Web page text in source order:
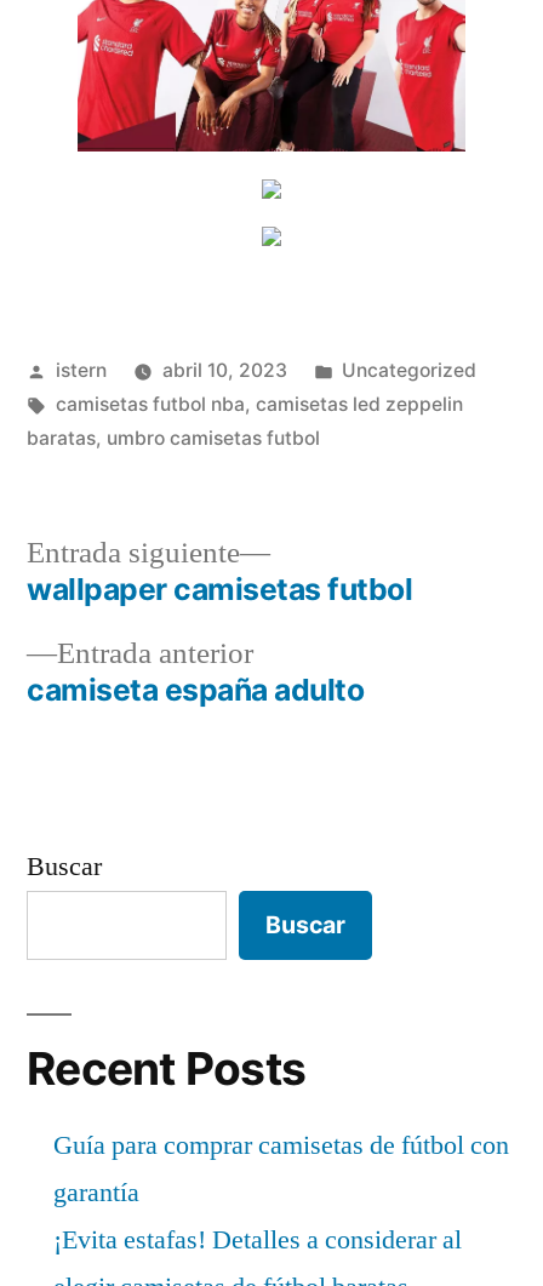
Publicado
por
istern abril 10, 2023
Publicado
en
Uncategorized
Etiquetas:
camisetas futbol nba, camisetas led zeppelin
baratas, umbro camisetas futbol
Navegación
deEntrada anteriorEntrada
anterior:
camiseta españa adulto
Entrada siguiente
Entrada
siguiente:
wallpaper camisetas futbol
Buscar
Buscar
Recent Posts
Guía para comprar camisetas de fútbol con
garantía
¡Evita estafas! Detalles a considerar al